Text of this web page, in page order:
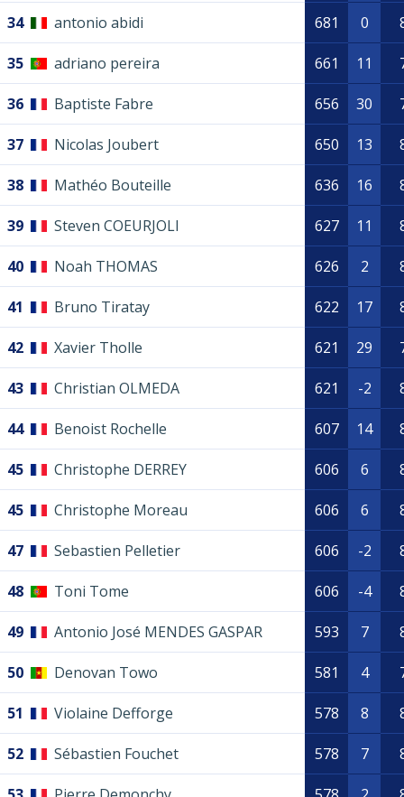
34 antonio abidi 681 0
35 adriano pereira 661 11
36 Baptiste Fabre 656 30
37 Nicolas Joubert 650 13
38 Mathéo Bouteille 636 16
39 Steven COEURJOLI 627 11
40 Noah THOMAS 626 2
41 Bruno Tiratay 622 17
42 Xavier Tholle 621 29
43 Christian OLMEDA 621 -2
44 Benoist Rochelle 607 14
45 Christophe DERREY 606 6
45 Christophe Moreau 606 6
47 Sebastien Pelletier 606 -2
48 Toni Tome 606 -4
49 Antonio José MENDES GASPAR 593 7
50 Denovan Towo 581 4
51 Violaine Defforge 578 8
52 Sébastien Fouchet 578 7